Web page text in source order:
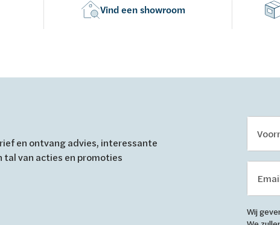
Vind een showroom
en ontvang advies, interessante
van acties en promoties
Wij